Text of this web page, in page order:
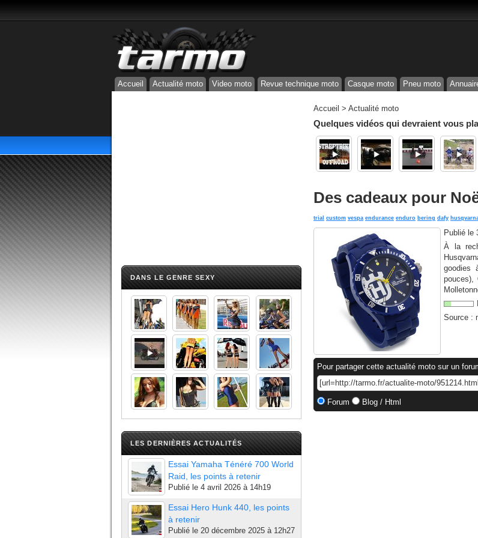
Accueil Actualité moto Video moto Revue technique moto Casque moto Pneu moto
DANS LE GENRE SEXY
LES DERNIÈRES ACTUALITÉS
Essai Yamaha Ténéré 700 World
Raid, les points à retenir
Publié le 4 avril 2026 à 14h19
Essai Hero Hunk 440, les points
à retenir
Publié le 20 décembre 2025 à 12h27
Accueil > Actualité moto
Quelques vidéos qui devraient vous
Des cadeaux pour
trial custom vespa endurance enduro bering dafy
Publié le
À la
goodies
pouces),
Source :
Pour partager cette actualité moto sur un
Forum Blog / Html